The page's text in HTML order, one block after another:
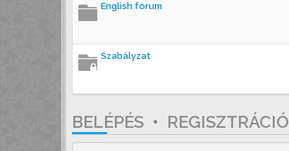
English forum
Szabályzat
BELÉPÉS • REGISZTRÁCIÓ